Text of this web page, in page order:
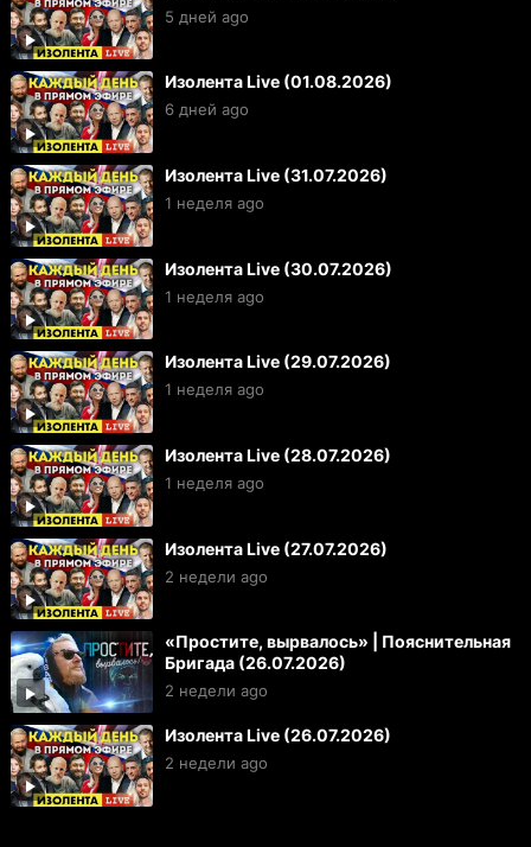
5 дней ago
Изолента Live (01.08.2026)
6 дней ago
Изолента Live (31.07.2026)
1 неделя ago
Изолента Live (30.07.2026)
1 неделя ago
Изолента Live (29.07.2026)
1 неделя ago
Изолента Live (28.07.2026)
1 неделя ago
Изолента Live (27.07.2026)
2 недели ago
«Простите, вырвалось» | Пояснительная
Бригада (26.07.2026)
2 недели ago
Изолента Live (26.07.2026)
2 недели ago